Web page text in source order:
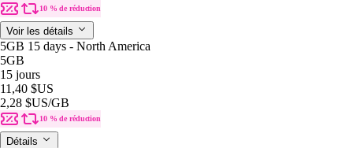
10 % de réduction
Voir les détails
5GB 15 days - North America
5GB
15 jours
11,40 $US
2,28 $US/GB
10 % de réduction
Détails